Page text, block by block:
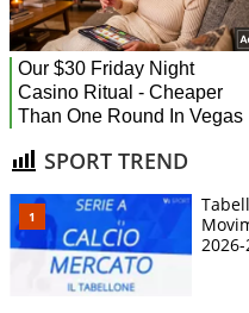
SPORT TREND